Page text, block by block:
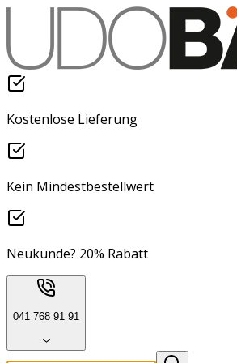
Kostenlose Lieferung
Kein Mindestbestellwert
Neukunde? 20% Rabatt
041 768 91 91